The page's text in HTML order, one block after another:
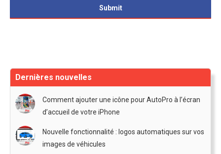
Dernières nouvelles
Comment ajouter une icône pour AutoPro à l’écran
d’accueil de votre iPhone
Nouvelle fonctionnalité : logos automatiques sur vos
images de véhicules